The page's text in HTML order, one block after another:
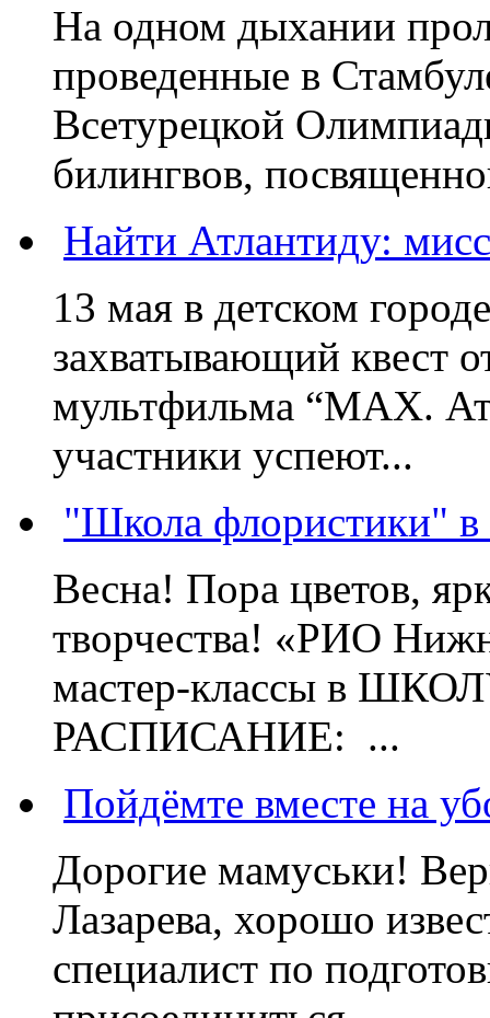
На одном дыхании
проведенные в
Всетурецкой
билингвов,
Найти Атлантиду:
13 мая в детском
захватывающий квест
мультфильма “MAX.
участники успеют...
"Школа флористики"
Весна! Пора цветов,
творчества! «РИО
мастер-классы в
РАСПИСАНИЕ: ...
Пойдёмте вместе на
Дорогие мамуськи!
Лазарева, хорошо
специалист по